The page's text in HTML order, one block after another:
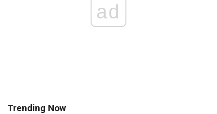
ad
Trending Now